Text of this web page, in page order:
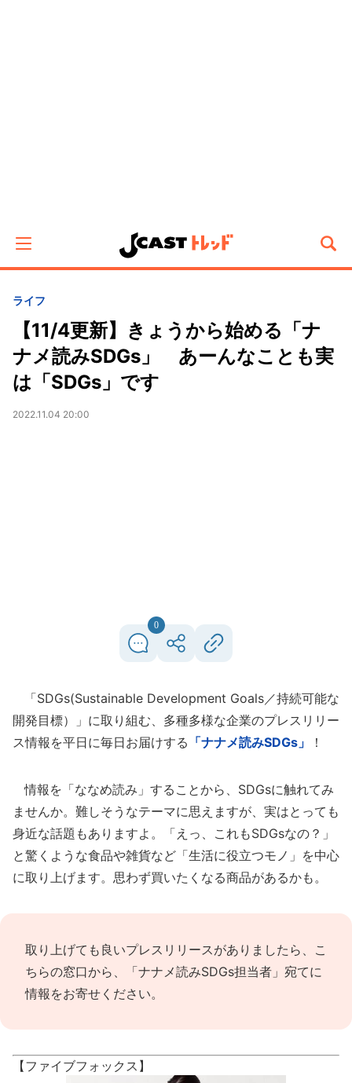
ライフ
【11/4更新】きょうから始める「ナ
ナメ読みSDGs」 あーんなことも実
は「SDGs」です
2022.11.04 20:00
0
「SDGs(Sustainable Development Goals／持続可能な
開発目標）」に取り組む、多種多様な企業のプレスリリー
ス情報を平日に毎日お届けする 「ナナメ読みSDGs」 ！
情報を「ななめ読み」することから、SDGsに触れてみ
ませんか。難しそうなテーマに思えますが、実はとっても
身近な話題もありますよ。「えっ、これもSDGsなの？」
と驚くような食品や雑貨など「生活に役立つモノ」を中心
に取り上げます。思わず買いたくなる商品があるかも。
取り上げても良いプレスリリースがありましたら、 こ
ちらの窓口から、「ナナメ読みSDGs担当者」宛てに
情報をお寄せください。
【ファイブフォックス】